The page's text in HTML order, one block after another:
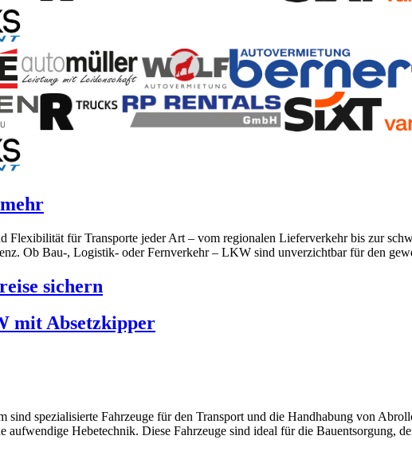
Flexibilität für Transporte jeder Art – vom regionalen Lieferverkehr bis zur
Ob Bau-, Logistik- oder Fernverkehr – LKW sind unverzichtbar für den
sichern
mit Absetzkipper
spezialisierte Fahrzeuge für den Transport und die Handhabung von
aufwendige Hebetechnik. Diese Fahrzeuge sind ideal für die Bauentsorgung,